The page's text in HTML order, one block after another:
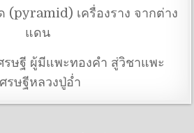
(pyramid) เครื่องราง จากต่าง
แดน
ษฐี ผู้มีแพะทองคำ สู่วิชาแพะ
ศรษฐีหลวงปู่อ่ำ